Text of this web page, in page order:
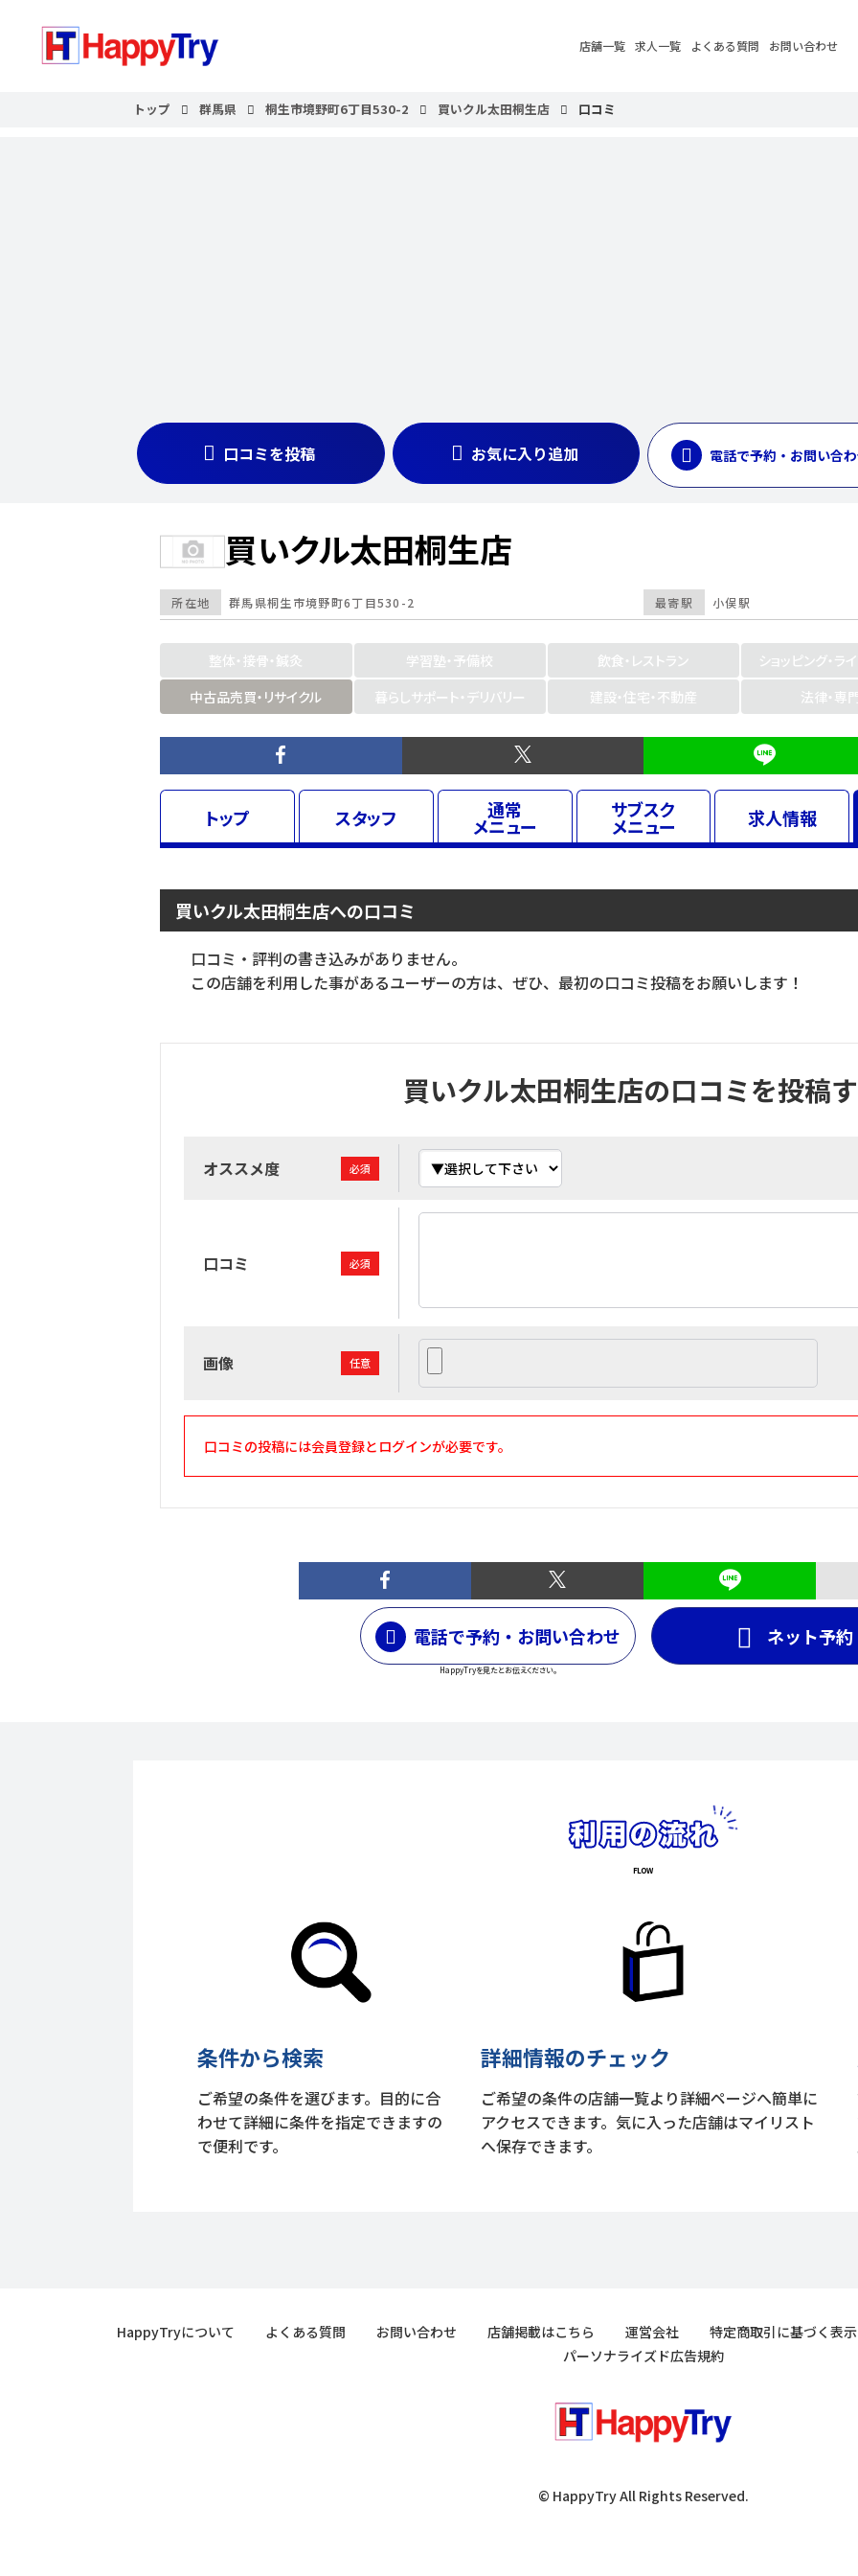
店舗一覧 求人一覧 よくある質問 お問い合わせ
トップ 群馬県 桐生市境野町6丁目530-2 買いクル太田桐生店 口コミ
電話で予約・お問い合
口コミを投稿 お気に入り追加
買いクル太田桐生店
最寄駅 小俣駅
所在地 群馬県桐生市境野町6丁目530-2
整体・接骨・鍼灸 学習塾・予備校 飲食・レストラン
ショッピング・ラ
中古品売買・リサイクル
暮らしサポート・デリバリー 建設・住宅・不動産 法律・専
トップ スタッフ 通常
メニュー
サブスク
メニュー 求人情報
買いクル太田桐生店への口コミ
口コミ・評判の書き込みがありません。
この店舗を利用した事があるユーザーの方は、ぜひ、最初の口コミ投稿をお願いします！
買いクル太田桐生店の口コミを投稿
オススメ度 必須
口コミ 必須
画像 任意
口コミの投稿には会員登録とログインが必要です。
ネット予約
電話で予約・お問い合わせ
HappyTryを見たとお伝えください。
条件から検索
ご希望の条件を選びます。目的に合
わせて詳細に条件を指定できますの
で便利です。
詳細情報のチェック
ご希望の条件の店舗一覧より詳細ページへ簡単に
アクセスできます。気に入った店舗はマイリスト
へ保存できます。
HappyTryについて よくある質問 お問い合わせ 店舗掲載はこちら 運営会社
特定商取引に基づく表示
パーソナライズド広告規約
© HappyTry All Rights Reserved.